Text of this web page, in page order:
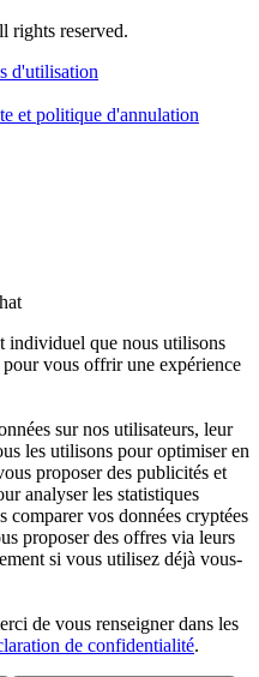
rights reserved.
d'utilisation
et politique d'annulation
individuel que nous utilisons
vous offrir une expérience
sur nos utilisateurs, leur
les utilisons pour optimiser en
proposer des publicités et
analyser les statistiques
vos données cryptées
proposer des offres via leurs
si vous utilisez déjà vous-
de vous renseigner dans les
de confidentialité.